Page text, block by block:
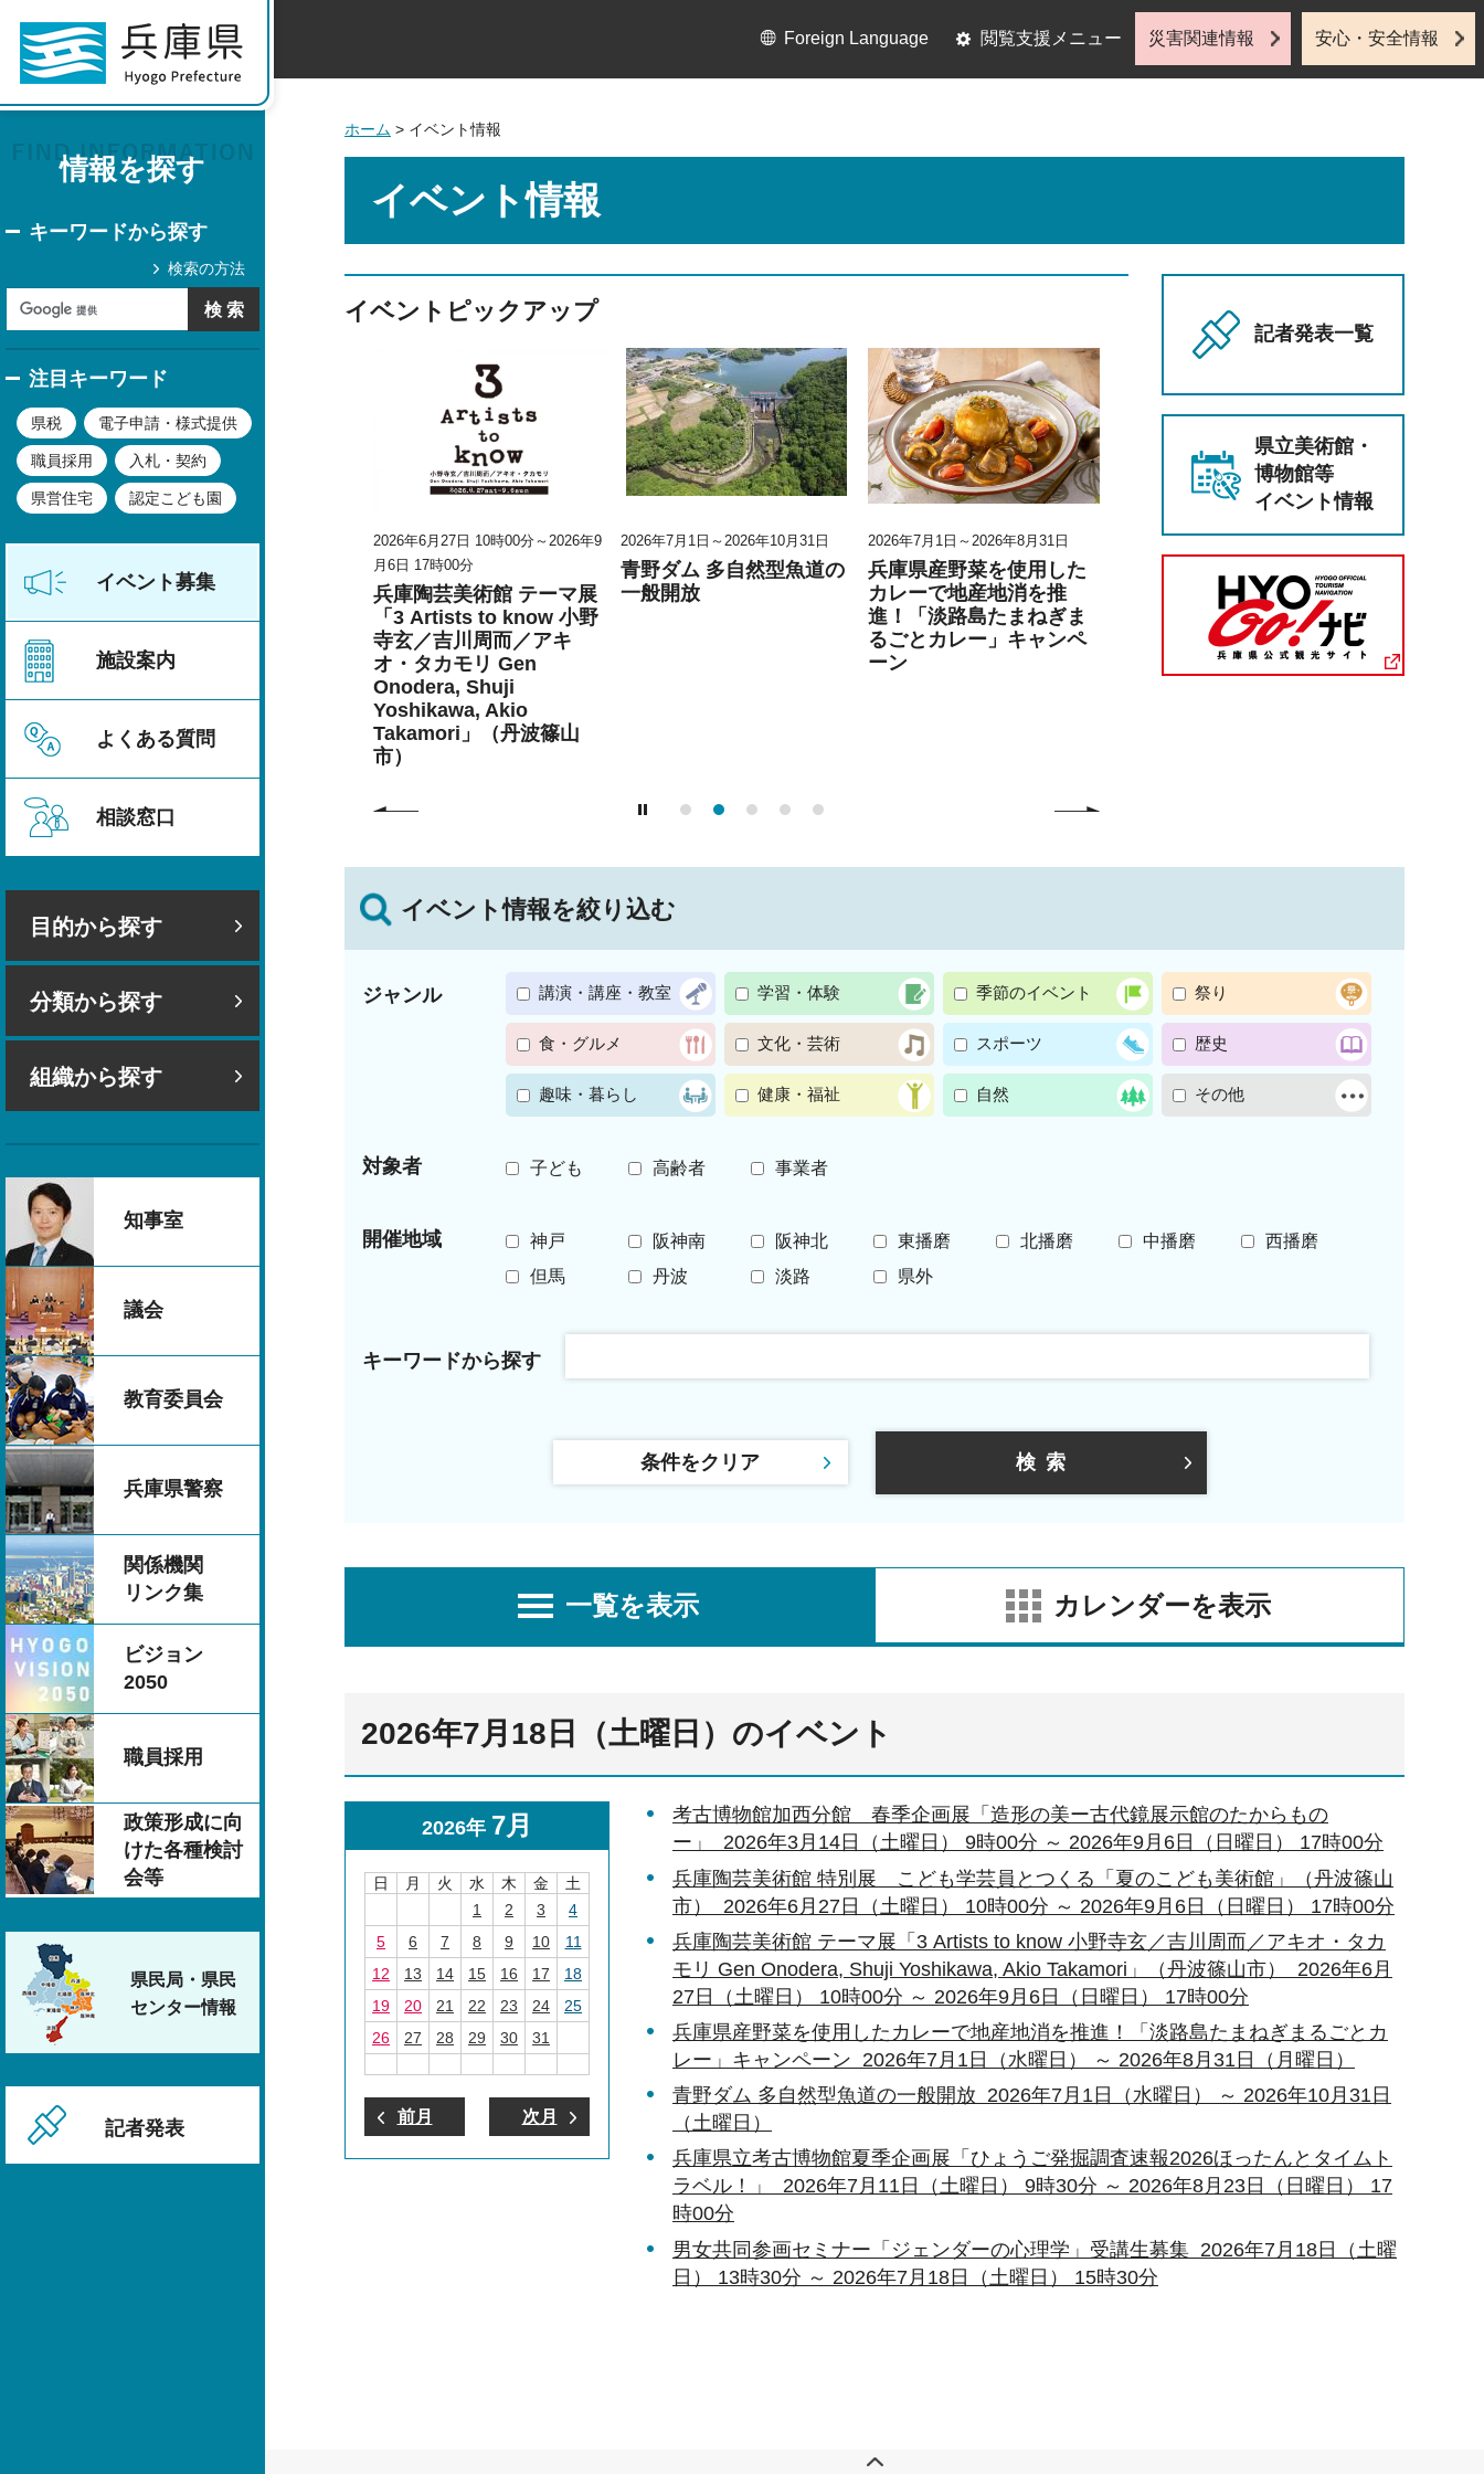
情報を探す
キーワードから探す
検索の方法
注目キーワード
県税 電子申請・様式提供
職員採用 入札・契約
県営住宅 認定こども園
イベント募集
施設案内
よくある質問
相談窓口
目的から探す
分類から探す
組織から探す
知事室
議会
教育委員会
兵庫県警察
関係機関
リンク集
ビジョン
2050
職員採用
政策形成に向
けた各種検討
会等
県民局・県民
センター情報
記者発表
Foreign Language 閲覧支援メニュー 災害関連情報 安心・安全情報
ホーム > イベント情報
イベント情報
イベントピックアップ
分～2026年8
6年生）の
ども生活
2026年6月27日 10時00分～2026年9
兵庫陶芸美術館 特別展
こども学芸員とつくる
（丹波篠山市）
2026年6月27日 10時00分～2026年9
月6日 17時00分
兵庫陶芸美術館 テーマ展
「3 Artists to know 小野
寺玄／吉川周而／アキ
オ・タカモリ Gen
Onodera, Shuji
Yoshikawa, Akio
Takamori」（丹波篠山
市）
2026年7月1日～2026年10月31日
青野ダム 多自然型魚道の
一般開放
2026年7月1日～2026年8月31日
兵庫県産野菜を使用した
カレーで地産地消を推
進！「淡路島たまねぎま
るごとカレー」キャンペ
ーン
2026年8月3日 10時30分～2026年8
小学生（4・5・6年生）の
ための夏休みこども生活
2026年6月27日
こども学芸
「夏のこど
（丹波篠山
記者発表一覧
県立美術館・
博物館等
イベント情報
イベント情報を絞り込む
ジャンル 講演・講座・教室 学習・体験 季節のイベント 祭り
食・グルメ 文化・芸術 スポーツ 歴史
趣味・暮らし 健康・福祉 自然 その他
対象者 子ども 高齢者 事業者
開催地域 神戸 阪神南 阪神北 東播磨 北播磨 中播磨
西播磨
但馬
丹波 淡路 県外
キーワードから探す
条件をクリア
一覧を表示 カレンダーを表示
2026年7月18日（土曜日）のイベント
2026年 7月
日 月 火 水 木 金
土
1
2 3
4
5
6 7 8 9 10
11
12
13 14 15 16 17
18
19
20 21 22 23 24
25
26
27 28 29 30 31
前月 次月
考古博物館加西分館 春季企画展「造形の美ー古代鏡展示館のたからもの
ー」 2026年3月14日（土曜日） 9時00分 ～ 2026年9月6日（日曜日） 17時00分
兵庫陶芸美術館 特別展 こども学芸員とつくる「夏のこども美術館」（丹波篠山
市） 2026年6月27日（土曜日） 10時00分 ～ 2026年9月6日（日曜日） 17時00分
兵庫陶芸美術館 テーマ展「3 Artists to know 小野寺玄／吉川周而／アキオ・タカ
モリ Gen Onodera, Shuji Yoshikawa, Akio Takamori」（丹波篠山市） 2026年6月
27日（土曜日） 10時00分 ～ 2026年9月6日（日曜日） 17時00分
兵庫県産野菜を使用したカレーで地産地消を推進！「淡路島たまねぎまるごとカ
レー」キャンペーン 2026年7月1日（水曜日） ～ 2026年8月31日（月曜日）
青野ダム 多自然型魚道の一般開放 2026年7月1日（水曜日） ～ 2026年10月31日
（土曜日）
兵庫県立考古博物館夏季企画展「ひょうご発掘調査速報2026ほったんとタイムト
ラベル！」 2026年7月11日（土曜日） 9時30分 ～ 2026年8月23日（日曜日） 17
時00分
男女共同参画セミナー「ジェンダーの心理学」受講生募集 2026年7月18日（土曜
日） 13時30分 ～ 2026年7月18日（土曜日） 15時30分